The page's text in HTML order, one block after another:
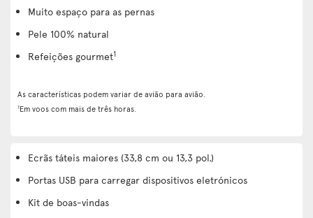
Muito espaço para as pernas
Pele 100% natural
Refeições gourmet1
As características podem variar de avião para avião.
1Em voos com mais de três horas.
Ecrãs táteis maiores (33,8 cm ou 13,3 pol.)
Portas USB para carregar dispositivos eletrónicos
Kit de boas-vindas